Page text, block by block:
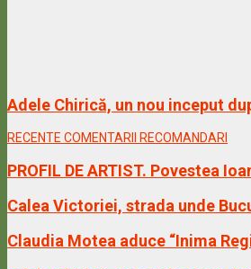
Adele Chirică, un nou inceput
RECENTE COMENTARII RECOMANDARI
PROFIL DE ARTIST. Povestea
Calea Victoriei, strada unde
Claudia Motea aduce “Inima